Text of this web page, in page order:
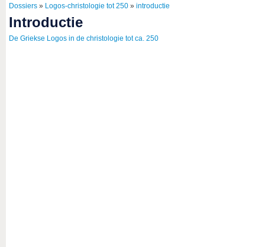
Dossiers » Logos-christologie tot 250 » introductie
introductie
De Griekse Logos in de christologie tot ca. 250